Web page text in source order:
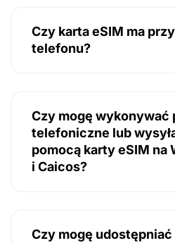
Czy karta eSIM ma
telefonu?
Czy mogę wykonywać
telefoniczne lub
pomocą karty eSIM na
i Caicos?
Czy mogę